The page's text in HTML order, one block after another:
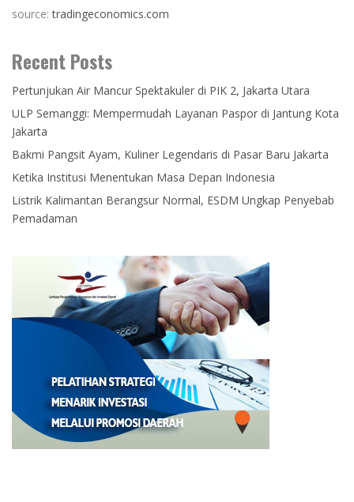
source:tradingeconomics.com
Recent Posts
Pertunjukan Air Mancur Spektakuler di PIK 2, Jakarta Utara
ULP Semanggi: Mempermudah Layanan Paspor di Jantung Kota
Jakarta
Bakmi Pangsit Ayam, Kuliner Legendaris di Pasar Baru Jakarta
Ketika Institusi Menentukan Masa Depan Indonesia
Listrik Kalimantan Berangsur Normal, ESDM Ungkap Penyebab
Pemadaman